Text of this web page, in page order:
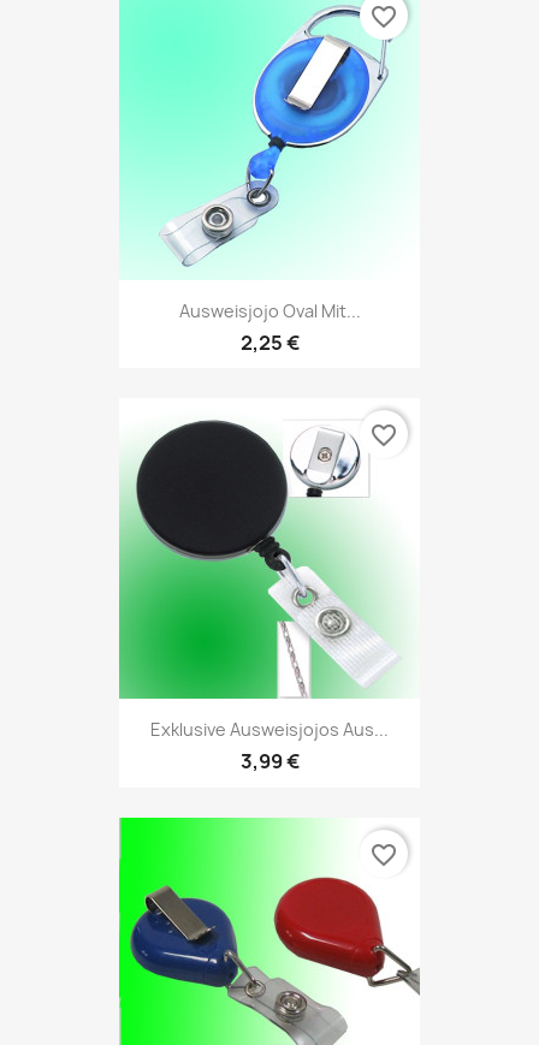
Ausweisjojo Oval Mit...
2,25 €
favorite_border
Exklusive Ausweisjojos Aus...
3,99 €
favorite_border
favorite_border